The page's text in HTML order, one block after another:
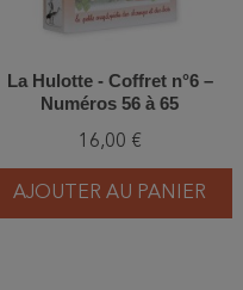
La Hulotte - Coffret n°6 –
Numéros 56 à 65
16,00 €
AJOUTER AU PANIER